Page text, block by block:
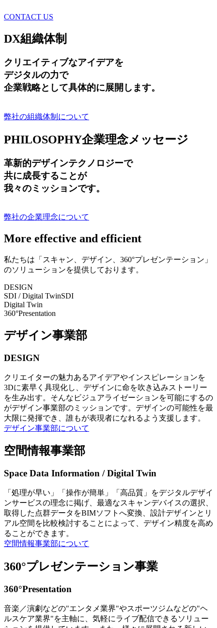
CONTACT US
DX組織体制
クリエイティブなアイデアを
デジタルの力で
企業戦略として具体的に展開します。
弊社の組織体制について
PHILOSOPHY企業理念メッセージ
革新的デザインテクノロジーで
共に成長することが
我々のミッションです。
弊社の企業理念について
More effective and efficient
私たちは「スキャン、デザイン、360°プレゼンテーション」
のソリューションを提供しております。
DESIGN
SDI / Digital TwinSDI
Digital Twin
360°Presentation
デザイン事業部
DESIGN
クリエイターの魅力あるアイデアやインスピレーションを
3Dに素早く具現化し、デザインに命を吹き込みストーリー
を生み出す。そんなビジュアライゼーションを可能にするの
がデザイン事業部のミッションです。デザインの可能性を最
大限に発揮でき、誰もが表現者になれるよう支援します。
デザイン事業部について
空間情報事業部
Space Data Information / Digital Twin
「処理が早い」「操作が簡単」「高品質」をデジタルデザイ
ンサービスの理念に掲げ、最適なスキャンデバイスの選択、
取得した点群データをBIMソフトへ変換、設計デザインとリ
アル空間を比較検討することによって、デザイン精度を高め
ることができます。
空間情報事業部について
360°プレゼンテーション事業
360°Presentation
音楽／演劇などの"エンタメ業界"やスポーツジムなどの"ヘ
ルスケア業界"を主軸に、気軽にライブ配信できるソリュー